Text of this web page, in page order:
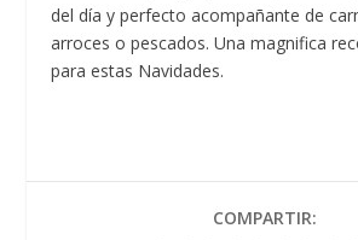
del día y perfecto acompañante de
arroces o pescados. Una magnifica
para estas Navidades.
COMPARTIR: